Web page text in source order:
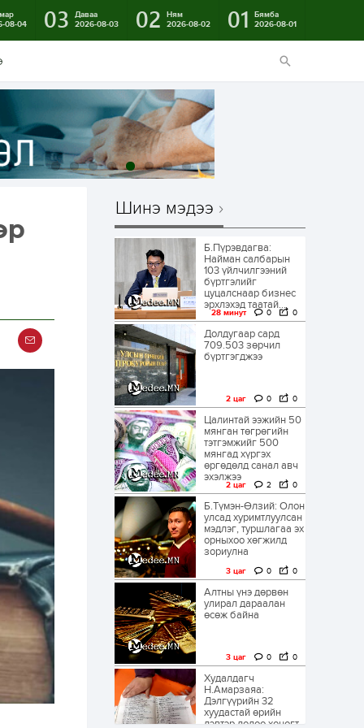
08-04
03
Даваа
2026-08-03
02
Ням
2026-08-02
01
Бямба
2026-08-01
Шинэ мэдээ
Б.Пүрэвдагва:
Найман салбарын
103 үйлчилгээний
бүртгэлийг
цуцалснаар бизнес
эрхлэхэд таатай...
28 минут 0 0
Долдугаар сард
709.503 зөрчил
бүртгэгджээ
2 цаг 0 0
Цалинтай ээжийн 50
мянган төгрөгийн
тэтгэмжийг 500
мянгад хүргэх
өргөдөлд санал авч
эхэлжээ
2 цаг 2 0
Б.Түмэн-Өлзий: Олон
улсад хуримтлуулсан
мэдлэг, туршлагаа эх
орныхоо хөгжилд
зориулна
3 цаг 0 0
Алтны үнэ дөрвөн
улирал дараалан
өсөж байна
3 цаг 0 0
Худалдагч
Н.Амарзаяа:
Дэлгүүрийн 32
хуудастай өрийн
дэвтэр долоо хоногт